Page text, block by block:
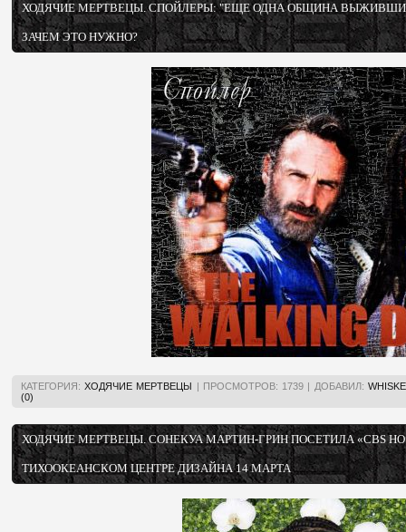
ХОДЯЧИЕ МЕРТВЕЦЫ. СПОЙЛЕРЫ: "ЕЩЕ ОДНА ОБЩИНА
ЗАЧЕМ ЭТО НУЖНО?
КАТЕГОРИЯ: ХОДЯЧИЕ МЕРТВЕЦЫ | ПРОСМОТРОВ: 1739 | ДОБАВИЛ:
(0)
ХОДЯЧИЕ МЕРТВЕЦЫ. СОНЕКУА МАРТИН-ГРИН ПОСЕТИЛА «CBS
ТИХООКЕАНСКОМ ЦЕНТРЕ ДИЗАЙНА 14 МАРТА